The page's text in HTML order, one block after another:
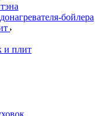
бойлера
и плит